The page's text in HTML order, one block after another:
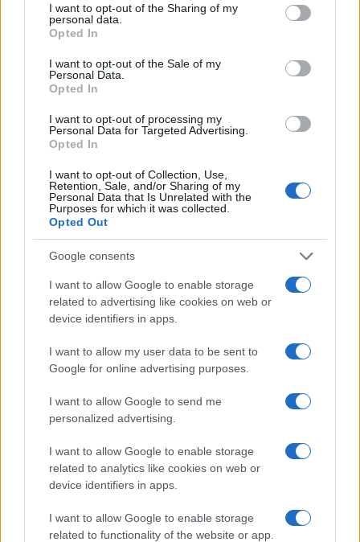
I want to opt-out of the Sharing of my
personal data.
Opted In
I want to opt-out of the Sale of my
Personal Data.
Opted In
I want to opt-out of processing my
Personal Data for Targeted Advertising.
Opted In
I want to opt-out of Collection, Use,
Retention, Sale, and/or Sharing of my
Personal Data that Is Unrelated with the
Purposes for which it was collected.
Opted Out
Google consents
I want to allow Google to enable storage
related to advertising like cookies on web or
device identifiers in apps.
I want to allow my user data to be sent to
Google for online advertising purposes.
I want to allow Google to send me
personalized advertising.
I want to allow Google to enable storage
related to analytics like cookies on web or
device identifiers in apps.
I want to allow Google to enable storage
related to functionality of the website or app.
29
Vignetta del 07/08/2026
Vai all'archivio delle vignette
Corte dei conti, la riforma a
metà: si poteva fare di più
nemmeno. La magistratura contabile non deve
solo punire, ma aiutare la buona
Luigi Bisignani
8 Agosto 2026, 19:00